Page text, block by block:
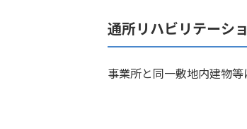
通所リハビリテーシ
事業所と同一敷地内建物